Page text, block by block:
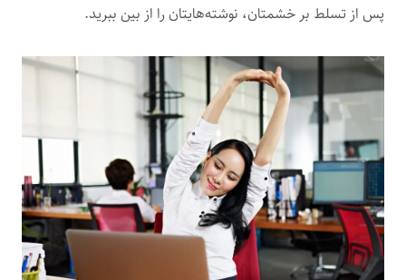
پس از تسلط بر خشمتان، نوشته‌هایتان را از بین ببرید.